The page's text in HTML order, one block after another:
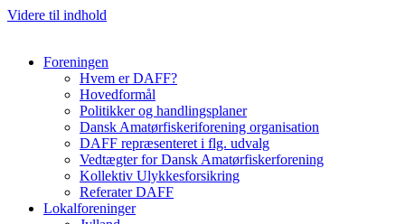
Videre til indhold
Foreningen
Hvem er DAFF?
Hovedformål
Politikker og handlingsplaner
Dansk Amatørfiskeriforening organisation
DAFF repræsenteret i flg. udvalg
Vedtægter for Dansk Amatørfiskerforening
Kollektiv Ulykkesforsikring
Referater DAFF
Lokalforeninger